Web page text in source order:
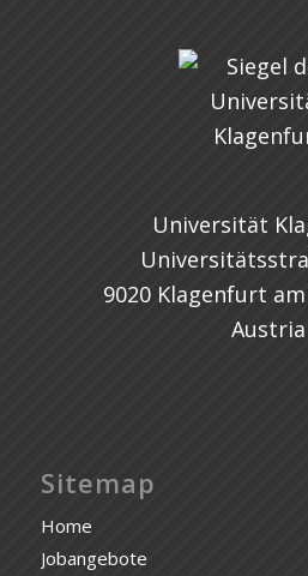
Universität
9020 Klagenfurt
Austria
Sitemap
Home
Jobangebote